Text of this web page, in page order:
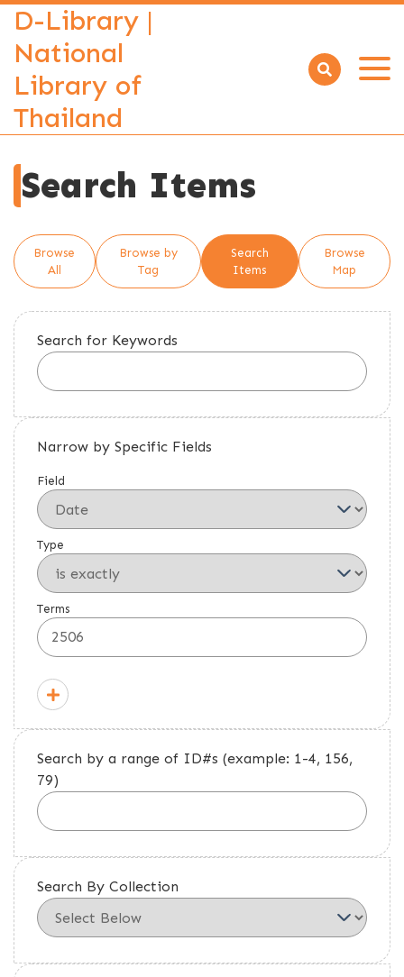
D-Library |
National
Library of
Thailand
Open
Search Items
Browse
All
Browse by
Tag
Search
Items
Browse
Map
Search for Keywords
Narrow by Specific Fields
Field
Type
Terms
Search by a range of ID#s (example: 1-4, 156,
79)
Search By Collection